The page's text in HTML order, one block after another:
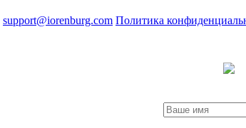
support@iorenburg.com Политика